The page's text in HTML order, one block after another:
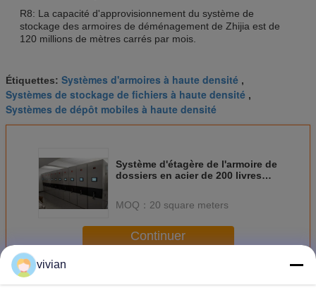
R8: La capacité d'approvisionnement du système de
stockage des armoires de déménagement de Zhijia est de
120 millions de mètres carrés par mois.
Étiquettes: Systèmes d'armoires à haute densité ,
Systèmes de stockage de fichiers à haute densité ,
Systèmes de dépôt mobiles à haute densité
Système d'étagère de l'armoire de
dossiers en acier de 200 livres
MOQ： 20 square meters
Continuer
PlusSystème d'étagère pour les armoires en mouvement
vivian